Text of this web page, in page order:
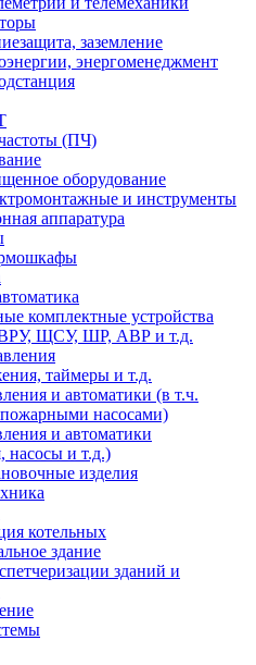
заземление
энергоменеджмент
(ПЧ)
оборудование
и инструменты
аппаратура
комплектные устройства
ЩСУ, ШР, АВР и т.д.
таймеры и т.д.
и автоматики (в т.ч.
насосами)
и автоматики
насосы и т.д.)
изделия
котельных
здание
зданий и